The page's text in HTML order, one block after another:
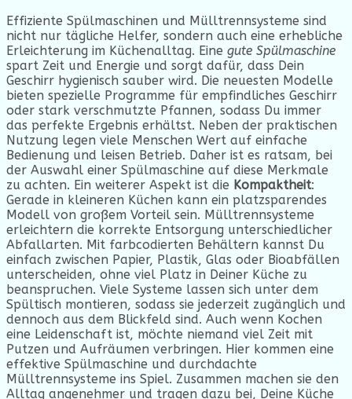
Effiziente Spülmaschinen und Mülltrennsysteme sind
nicht nur tägliche Helfer, sondern auch eine erhebliche
Erleichterung im Küchenalltag. Eine gute Spülmaschine
spart Zeit und Energie und sorgt dafür, dass Dein
Geschirr hygienisch sauber wird. Die neuesten Modelle
bieten spezielle Programme für empfindliches Geschirr
oder stark verschmutzte Pfannen, sodass Du immer
das perfekte Ergebnis erhältst. Neben der praktischen
Nutzung legen viele Menschen Wert auf einfache
Bedienung und leisen Betrieb. Daher ist es ratsam, bei
der Auswahl einer Spülmaschine auf diese Merkmale
zu achten. Ein weiterer Aspekt ist die Kompaktheit:
Gerade in kleineren Küchen kann ein platzsparendes
Modell von großem Vorteil sein. Mülltrennsysteme
erleichtern die korrekte Entsorgung unterschiedlicher
Abfallarten. Mit farbcodierten Behältern kannst Du
einfach zwischen Papier, Plastik, Glas oder Bioabfällen
unterscheiden, ohne viel Platz in Deiner Küche zu
beanspruchen. Viele Systeme lassen sich unter dem
Spültisch montieren, sodass sie jederzeit zugänglich und
dennoch aus dem Blickfeld sind. Auch wenn Kochen
eine Leidenschaft ist, möchte niemand viel Zeit mit
Putzen und Aufräumen verbringen. Hier kommen eine
effektive Spülmaschine und durchdachte
Mülltrennsysteme ins Spiel. Zusammen machen sie den
Alltag angenehmer und tragen dazu bei, Deine Küche